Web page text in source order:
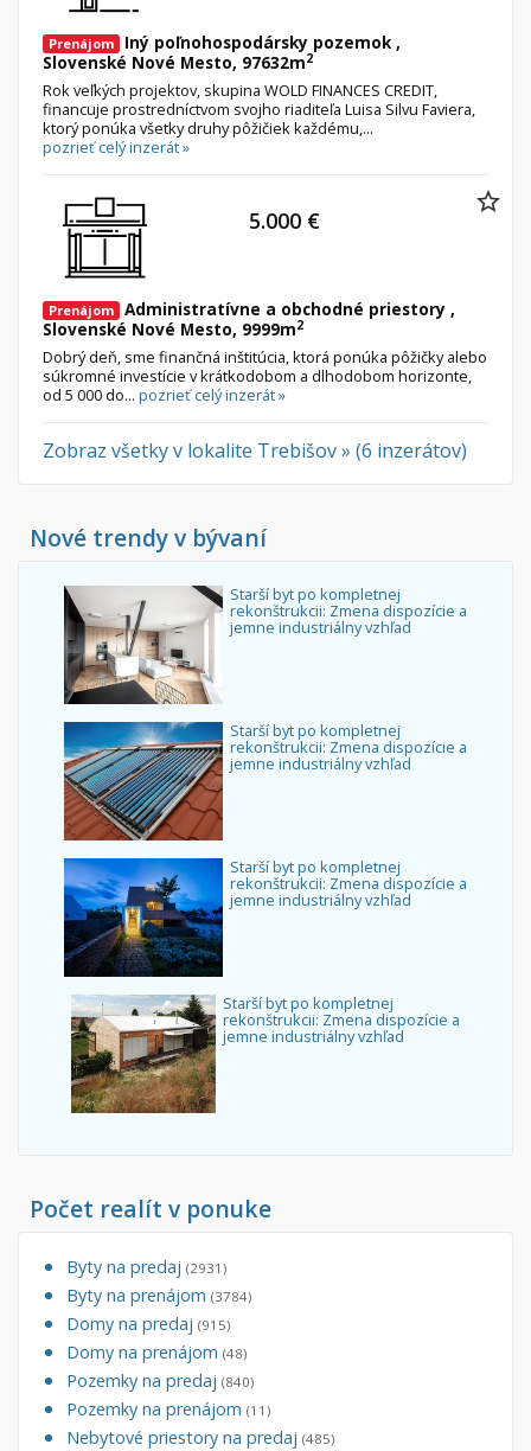
Prenájom
Iný poľnohospodársky pozemok ,
Slovenské Nové Mesto, 97632m2
Rok veľkých projektov, skupina WOLD FINANCES CREDIT,
financuje prostredníctvom svojho riaditeľa Luisa Silvu Faviera,
ktorý ponúka všetky druhy pôžičiek každému,...
pozrieť celý inzerát »
Prenájom Administratívne a obchodné priestory ,
Slovenské Nové Mesto, 9999m2
Dobrý deň, sme finančná inštitúcia, ktorá ponúka pôžičky alebo
súkromné ​​investície v krátkodobom a dlhodobom horizonte,
od 5 000 do... pozrieť celý inzerát »
5.000 €
Zobraz všetky v lokalite Trebišov » (6 inzerátov)
Nové trendy v bývaní
Starší byt po kompletnej
rekonštrukcii: Zmena dispozície a
jemne industriálny vzhľad
Starší byt po kompletnej
rekonštrukcii: Zmena dispozície a
jemne industriálny vzhľad
Starší byt po kompletnej
rekonštrukcii: Zmena dispozície a
jemne industriálny vzhľad
Starší byt po kompletnej
rekonštrukcii: Zmena dispozície a
jemne industriálny vzhľad
Počet realít v ponuke
Byty na predaj (2931)
Byty na prenájom (3784)
Domy na predaj (915)
Domy na prenájom (48)
Pozemky na predaj (840)
Pozemky na prenájom (11)
Nebytové priestory na predaj (485)